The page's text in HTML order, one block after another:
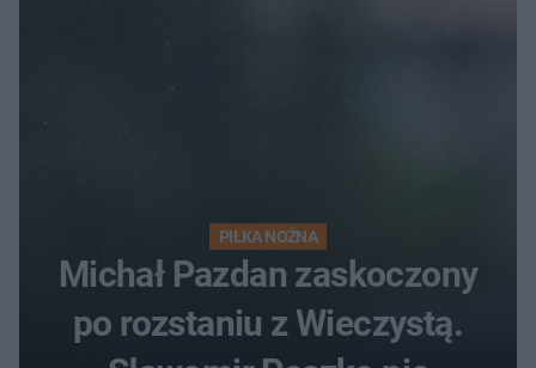
PIŁKA NOŻNA
Michał Pazdan zaskoczony
po rozstaniu z Wieczystą.